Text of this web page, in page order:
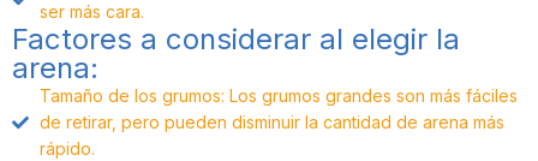
ser más cara.
Factores a considerar al elegir la
arena:
Tamaño de los grumos: Los grumos grandes son más fáciles
de retirar, pero pueden disminuir la cantidad de arena más
rápido.